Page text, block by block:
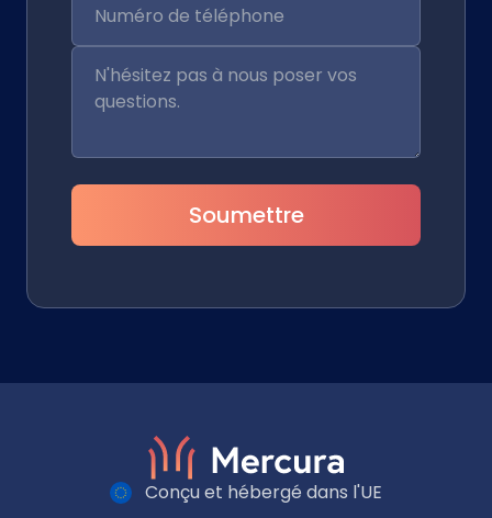
Soumettre
Conçu et hébergé dans l'UE